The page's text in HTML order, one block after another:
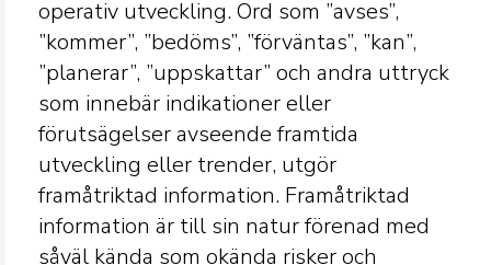
operativ utveckling. Ord som ”avses”,
”kommer”, ”bedöms”, ”förväntas”, ”kan”,
”planerar”, ”uppskattar” och andra uttryck
som innebär indikationer eller
förutsägelser avseende framtida
utveckling eller trender, utgör
framåtriktad information. Framåtriktad
information är till sin natur förenad med
såväl kända som okända risker och